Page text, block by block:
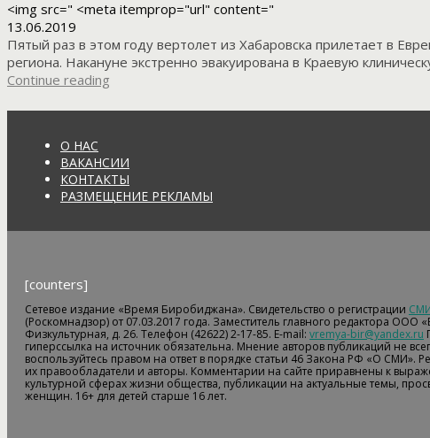
<img src=" <meta itemprop="url" content="
13.06.2019
Пятый раз в этом году вертолет из Хабаровска прилетает в
региона. Накануне экстренно эвакуирована в Краевую
Continue reading
О НАС
ВАКАНСИИ
КОНТАКТЫ
РАЗМЕЩЕНИЕ РЕКЛАМЫ
[counters]
Сетевое издание «Время Биробиджана». Свидетельство о регистрации
(Роскомнадзор) от 07.03.2017 года. Заместитель главного редактора
Физкультурная, д. 26. Телефон (42622) 2-17-85. E-mail: vremya-bir@yandex.ru
гиперссылка на источник обязательна. Мнение авторов публикаций не
воспользуйтесь правом на ответ в порядке статьи 46 Закона РФ «О СМИ».
их правообладатели и авторы. Комментарии на сайте приравнены к
культурной сферах жизни общества, публикации на актуальные темы,
женщин. 16+ для детей старше 16 лет.